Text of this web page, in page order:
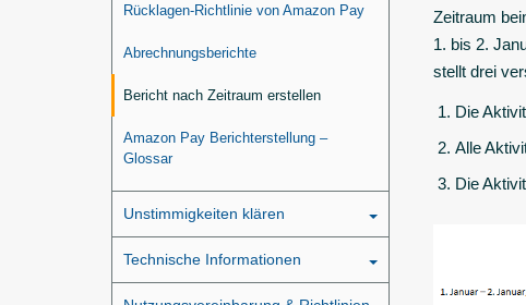
Rücklagen-Richtlinie von Amazon Pay
Abrechnungsberichte
Bericht nach Zeitraum erstellen
Amazon Pay Berichterstellung –
Glossar
Unstimmigkeiten klären
Technische Informationen
Zeitraum
1. bis 2.
stellt drei
Die
Alle
Die